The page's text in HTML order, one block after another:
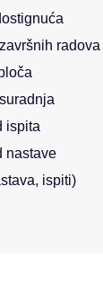
radova
ispita
nastave
ispiti)